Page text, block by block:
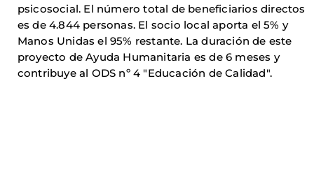
psicosocial. El número total de beneficiarios directos
es de 4.844 personas. El socio local aporta el 5% y
Manos Unidas el 95% restante. La duración de este
proyecto de Ayuda Humanitaria es de 6 meses y
contribuye al ODS nº 4 "Educación de Calidad".